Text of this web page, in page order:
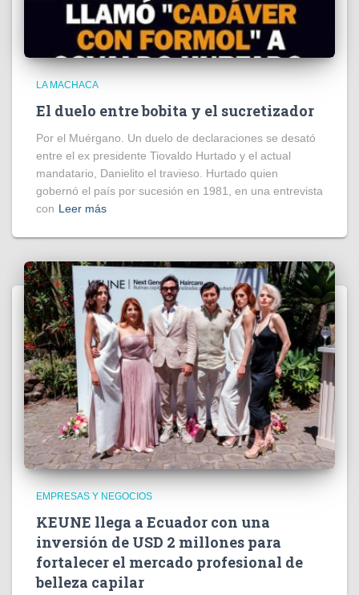
LA MACHACA
El duelo entre bobita y el sucretizador
Por el Muérgano. Un duelo de declaraciones se desató
entre el ex presidente Tiovaldo Hurtado y el actual
mandatario, Danielito el travieso. Hurtado quien
gobernó el país por sucesión en 1981, en una entrevista
con Leer más
EMPRESAS Y NEGOCIOS
KEUNE llega a Ecuador con una
inversión de USD 2 millones para
fortalecer el mercado profesional de
belleza capilar